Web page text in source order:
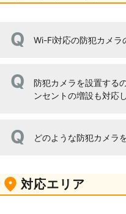
Wi-Fi対応の防犯カメラ
どは通信の知識も必要
るかわからないことも
ますので、お気軽にご
防犯カメラを設置する
ンセントの増設も対応
有しておりますので、
どのような防犯カメラ
Panasonic ・JAPAN
・Dahua ・TOA この
対応エリア